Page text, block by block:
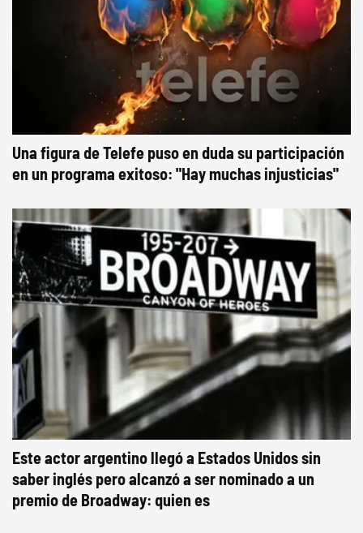
Una figura de Telefe puso en duda su participación
en un programa exitoso: "Hay muchas injusticias"
Este actor argentino llegó a Estados Unidos sin
saber inglés pero alcanzó a ser nominado a un
premio de Broadway: quien es